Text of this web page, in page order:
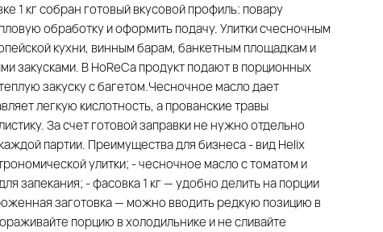
1 кг собран готовый вкусовой профиль: повару
обработку и оформить подачу. Улитки счесночным
кухни, винным барам, банкетным площадкам и
закусками. В HoReCa продукт подают в порционных
закуску с багетом.Чесночное масло дает
легкую кислотность, а прованские травы
За счет готовой заправки не нужно отдельно
партии. Преимущества для бизнеса - вид Helix
улитки; - чесночное масло с томатом и
запекания; - фасовка 1 кг — удобно делить на порции
заготовка — можно вводить редкую позицию в
порцию в холодильнике и не сливайте